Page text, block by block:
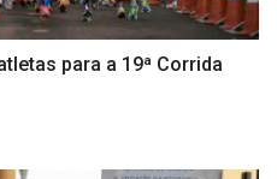
para a 19ª Corrida